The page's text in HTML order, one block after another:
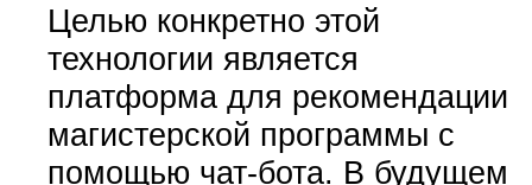
Целью конкретно этой
технологии является
платформа для рекомендации
магистерской программы с
помощью чат-бота. В будущем